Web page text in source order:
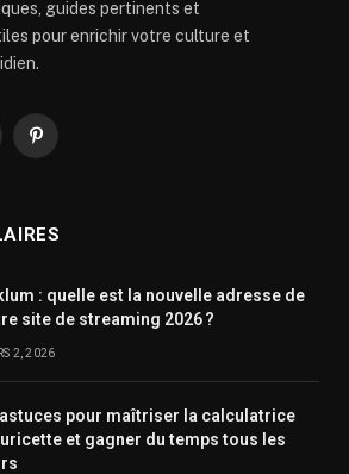
guides pertinents et
pour enrichir votre culture et
Pinterest
: quelle est la nouvelle adresse de
site de streaming 2026 ?
2, 2026
pour maîtriser la calculatrice
et gagner du temps tous les